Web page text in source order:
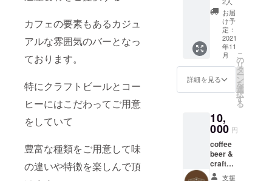
カフェの要素もあるカジュ
アルな雰囲気のバーとなっ
ております。
特にクラフトビールとコー
ヒーにはこだわってご用意
をしていて
豊富な種類をご用意して味
の違いや特徴を楽しんで頂
46cm・
袖丈
20cm ※
サイズ
はLサイ
ズもご
用意し
ており
方は
メッ
セージ
にて ご
希望下
さい。
色の選
ジナル
コー
ヒー
ビー
ル 煌
～kira
～ 2本
CARLO
VAオリ
ジナル
コース
ター2
枚 オ
リジナ
ル栓抜
き1点
お届
け予
定：
2021
年11
月
詳細を見る
こ
の
リ
タ
ー
ン
を
選
択
す
る
10,
000 円
coffee
beer &
craftbe
er BAR
支援